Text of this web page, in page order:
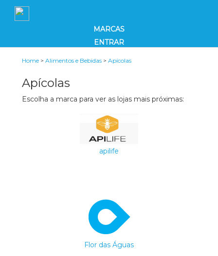
MARCAS
ENTRAR
Home > Alimentos e Bebidas > Apícolas
Apícolas
Escolha a marca para ver as lojas mais próximas:
apilife
Flor das Águas